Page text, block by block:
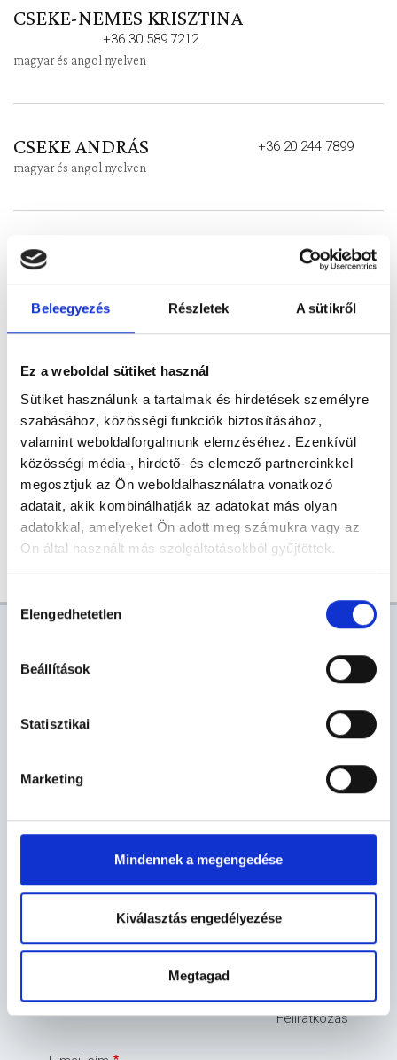
Beleegyezés Részletek A sütikről
Ez a weboldal sütiket használ
Sütiket használunk a tartalmak és hirdetések személyre
szabásához, közösségi funkciók biztosításához,
valamint weboldalforgalmunk elemzéséhez. Ezenkívül
közösségi média-, hirdető- és elemező partnereinkkel
megosztjuk az Ön weboldalhasználatra vonatkozó
adatait, akik kombinálhatják az adatokat más olyan
adatokkal, amelyeket Ön adott meg számukra vagy az
Ön által használt más szolgáltatásokból gyűjtöttek.
kiválasztása
Elengedhetetlen
Beállítások
Statisztikai
Marketing
Mindennek a megengedése
Kiválasztás engedélyezése
Megtagad
CSEKE-NEMES KRISZTINA
+36 30 589 7212
magyar és angol nyelven
CSEKE ANDRÁS +36 20 244 7899
magyar és angol nyelven
GERSONDE-FINÁCZY ZSÓFIA
MÁTYÁS KIRÁLY MÚZEUM
+36 26 298 252
magyar, angol, német nyelven
SZŐKE ÉVA +36 20 599 9460
magyar nyelven
AKTUÁLIS
E-PAPÍR
ELEKTRONIKUS ÜGYINTÉZÉS
Feliratkozás